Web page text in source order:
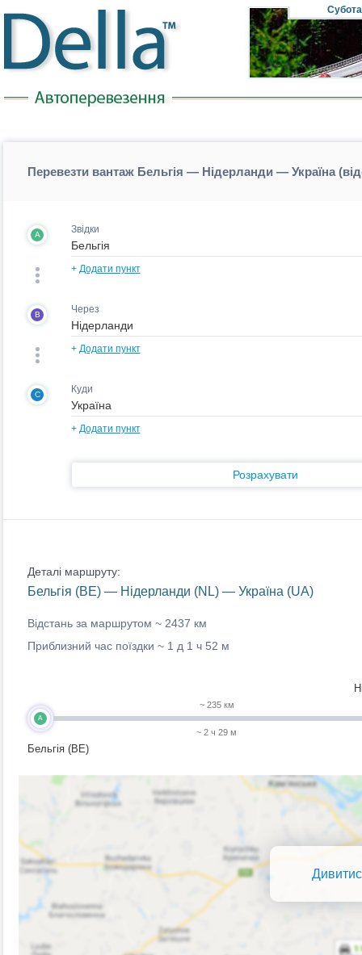
Субота
Перевезти вантаж Бельгія — Нідерланди — Україна
A Звідки
+ Додати пункт
B Через
+ Додати пункт
C Куди
+ Додати пункт
Розрахувати
Деталі маршруту:
Бельгія (BE) — Нідерланди (NL) — Україна (UA)
Відстань за маршрутом ~ 2437 км
Приблизний час поїздки ~ 1 д 1 ч 52 м
A
Бельгія (BE)
~ 235 км
~ 2 ч 29 м